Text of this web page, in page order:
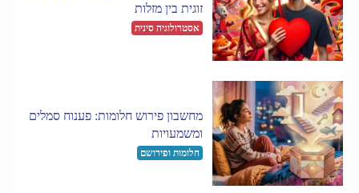
זוגית בין מזלות
אסטרולוגיה סינית
מחשבון פירוש חלומות: פענוח סמלים
ומשמעויות
חלומות ופירושם